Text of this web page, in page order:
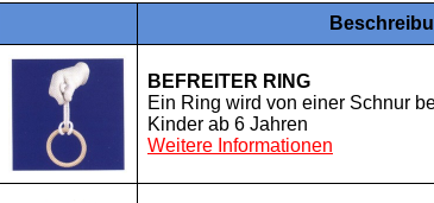
BEFREITER RING
Ein Ring wird von einer Schnur
Kinder ab 6 Jahren
Weitere Informationen